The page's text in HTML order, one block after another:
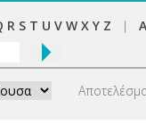
R S T U V W X Y Z | Α